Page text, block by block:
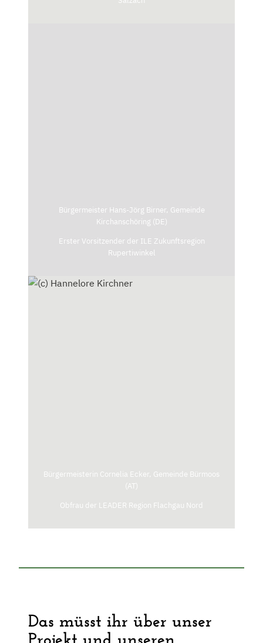
Bürgermeister Hans-Jörg Birner, Gemeinde
Kirchanschöring (DE)
Erster Vorsitzender der ILE Zukunftsregion
Rupertiwinkel
Bürgermeisterin Cornelia Ecker, Gemeinde Bürmoos
(AT)
Obfrau der LEADER Region Flachgau Nord
Das müsst ihr über unser